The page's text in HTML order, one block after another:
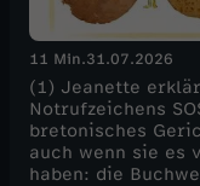
11 Min.31.07.2026
(1) Jeanette
Notrufzeichens
bretonisches
auch wenn sie es
haben: die